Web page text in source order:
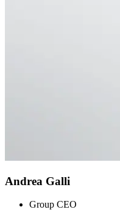
Andrea Galli
Group CEO